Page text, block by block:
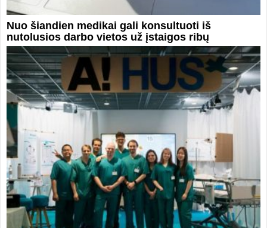
Nuo šiandien medikai gali konsultuoti iš
nutolusios darbo vietos už įstaigos ribų